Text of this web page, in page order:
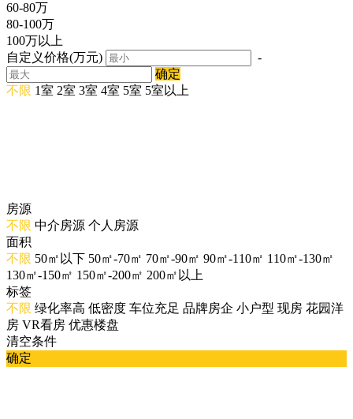
60-80万
80-100万
100万以上
自定义价格(万元)
-
确定
不限 1室 2室 3室 4室 5室 5室以上
房源
不限 中介房源 个人房源
面积
不限 50㎡以下 50㎡-70㎡ 70㎡-90㎡ 90㎡-110㎡ 110㎡-130㎡
130㎡-150㎡ 150㎡-200㎡ 200㎡以上
标签
不限 绿化率高 低密度 车位充足 品牌房企 小户型 现房 花园洋
房 VR看房 优惠楼盘
清空条件
确定